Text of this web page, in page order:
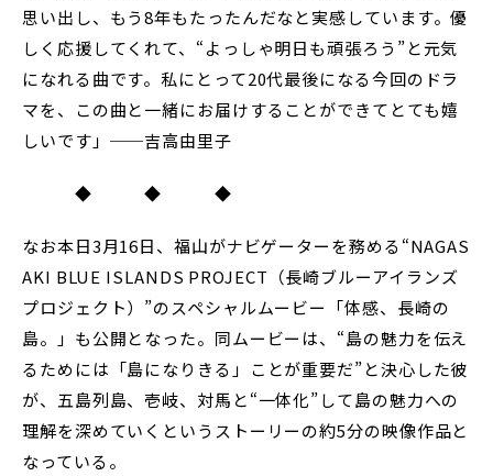
思い出し、もう8年もたったんだなと実感しています。優
しく応援してくれて、“よっしゃ明日も頑張ろう”と元気
になれる曲です。私にとって20代最後になる今回のドラ
マを、この曲と一緒にお届けすることができてとても嬉
しいです」──吉高由里子
◆ ◆ ◆
なお本日3月16日、福山がナビゲーターを務める“NAGAS
AKI BLUE ISLANDS PROJECT（長崎ブルーアイランズ
プロジェクト）”のスペシャルムービー「体感、長崎の
島。」も公開となった。同ムービーは、“島の魅力を伝え
るためには「島になりきる」ことが重要だ”と決心した彼
が、五島列島、壱岐、対馬と“一体化”して島の魅力への
理解を深めていくというストーリーの約5分の映像作品と
なっている。